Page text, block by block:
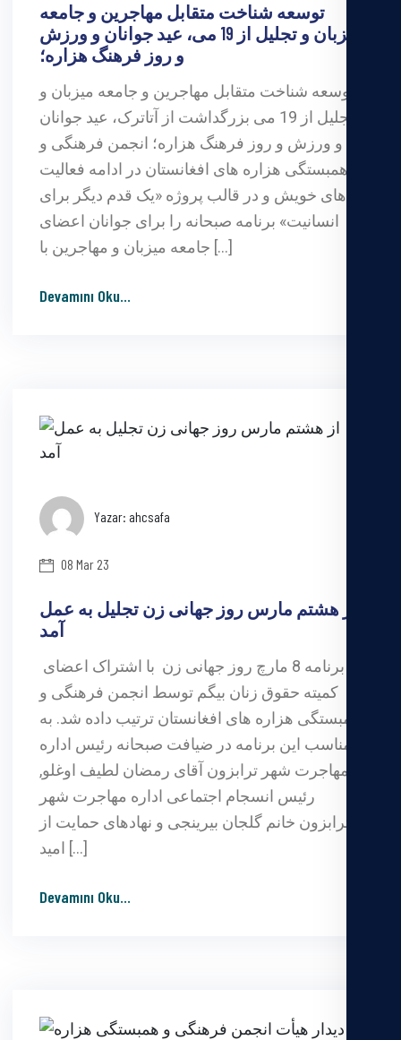
توسعه شناخت متقابل مهاجرین و جامعه
میزبان و تجلیل از 19 می، عید جوانان و ورزش
و روز فرهنگ هزاره؛
توسعه شناخت متقابل مهاجرین و جامعه میزبان و
تجلیل از 19 می بزرگداشت از آتاترک، عید جوانان
و ورزش و روز فرهنگ هزاره؛ انجمن فرهنگی و
همبستگی هزاره های افغانستان در ادامه فعالیت
های خویش و در قالب پروژه «یک قدم دیگر برای
انسانیت» برنامه صبحانه را برای جوانان اعضای
جامعه میزبان و مهاجرین با […]
Devamını Oku...
Yazar: ahcsafa
08 Mar 23
از هشتم مارس روز جهانی زن تجلیل به عمل
آمد
کمیته حقوق زنان بیگم توسط انجمن فرهنگی و
همبستگی هزاره های افغانستان ترتیب داده شد. به
مناسب این برنامه در ضیافت صبحانه رئیس اداره
مهاجرت شهر ترابزون آقای رمضان لطیف اوغلو,
رئیس انسجام اجتماعی اداره مهاجرت شهر
ترابزون خانم گلجان بیرینجی و نهادهای حمایت از
امید […]
Devamını Oku...